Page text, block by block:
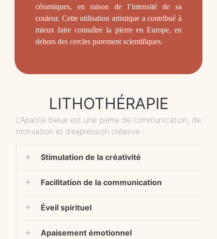
céramiques, en raison de l’intensité de sa
couleur. Cette utilisation artistique a contribué à
mieux faire connaître la pierre en Europe, en
dehors des cercles purement scientifiques.
LITHOTHÉRAPIE
L’Apatite bleue est une pierre de communication, de
motivation et d’expression créative :
Stimulation de la créativité
Facilitation de la communication
Éveil spirituel
Apaisement émotionnel